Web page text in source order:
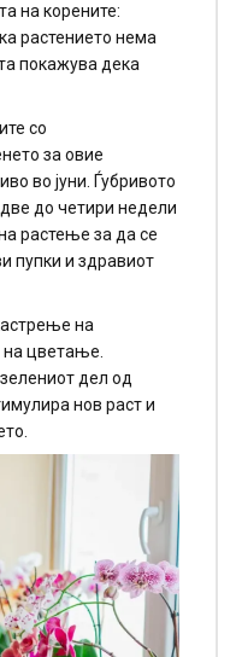
на корените:
растението нема
покажува дека
со
за овие
во јуни. Ѓубривото
до четири недели
растење за да се
пупки и здравиот
на
на цветање.
дел од
нов раст и